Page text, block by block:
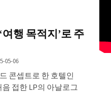
행 목적지’로 주
05-06
콘셉트로 한 호텔인
접한 LP의 아날로그